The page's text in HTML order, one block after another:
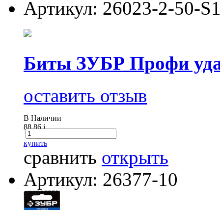
Артикул: 26023-2-50-
Биты ЗУБР Профи
оставить отзыв
В Наличии
88.86i
купить
сравнить открыть
Артикул: 26377-10